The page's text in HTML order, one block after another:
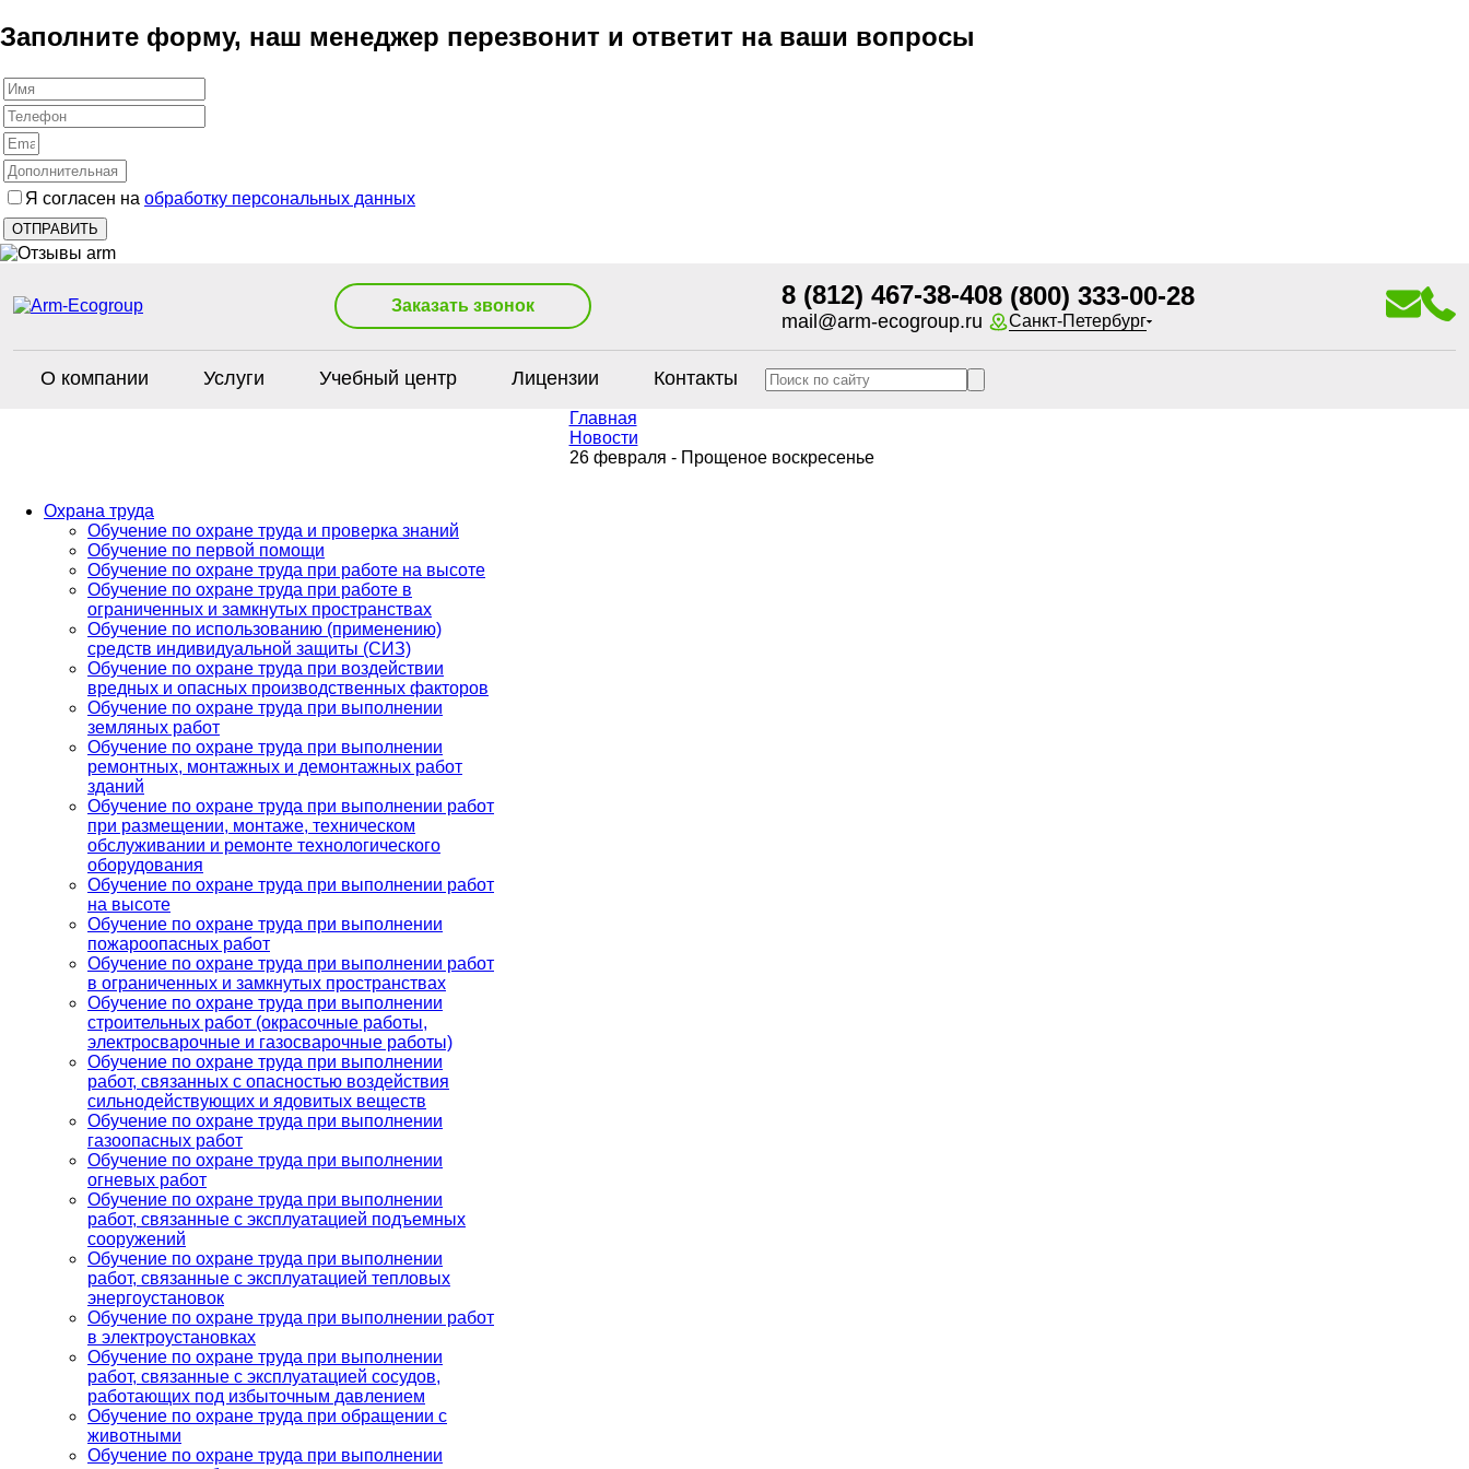
Заполните форму, наш менеджер перезвонит и ответит на ваши вопросы
Я согласен на обработку персональных данных
Заказать звонок 8 (812) 467-38-40
mail@arm-ecogroup.ru
8 (800) 333-00-28
Санкт-Петербург
О компании Услуги Учебный центр Лицензии Контакты
Главная
Новости
26 февраля - Прощеное воскресенье
Охрана труда
Обучение по охране труда и проверка знаний
Обучение по первой помощи
Обучение по охране труда при работе на высоте
Обучение по охране труда при работе в
ограниченных и замкнутых пространствах
Обучение по использованию (применению)
средств индивидуальной защиты (СИЗ)
Обучение по охране труда при воздействии
вредных и опасных производственных факторов
Обучение по охране труда при выполнении
земляных работ
Обучение по охране труда при выполнении
ремонтных, монтажных и демонтажных работ
зданий
Обучение по охране труда при выполнении работ
при размещении, монтаже, техническом
обслуживании и ремонте технологического
оборудования
Обучение по охране труда при выполнении работ
на высоте
Обучение по охране труда при выполнении
пожароопасных работ
Обучение по охране труда при выполнении работ
в ограниченных и замкнутых пространствах
Обучение по охране труда при выполнении
строительных работ (окрасочные работы,
электросварочные и газосварочные работы)
Обучение по охране труда при выполнении
работ, связанных с опасностью воздействия
сильнодействующих и ядовитых веществ
Обучение по охране труда при выполнении
газоопасных работ
Обучение по охране труда при выполнении
огневых работ
Обучение по охране труда при выполнении
работ, связанные с эксплуатацией подъемных
сооружений
Обучение по охране труда при выполнении
работ, связанные с эксплуатацией тепловых
энергоустановок
Обучение по охране труда при выполнении работ
в электроустановках
Обучение по охране труда при выполнении
работ, связанные с эксплуатацией сосудов,
работающих под избыточным давлением
Обучение по охране труда при обращении с
животными
Обучение по охране труда при выполнении